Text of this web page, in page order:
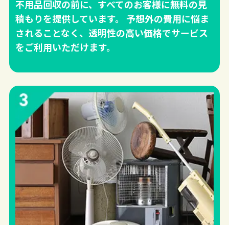
不用品回収の前に、すべてのお客様に無料の見
積もりを提供しています。 予想外の費用に悩ま
されることなく、透明性の高い価格でサービス
をご利用いただけます。